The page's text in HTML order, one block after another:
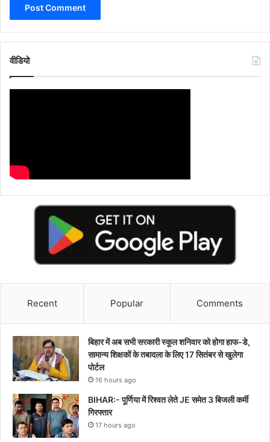
वीडियो
Recent Popular Comments
बिहार में अब सभी सरकारी स्कूल शनिवार को होगा हाफ-डे,
सामान्य शिक्षकों के तबादला के लिए 17 सितंबर से खुलेगा
पोर्टल
16 hours ago
BIHAR:- पूर्णिया में रिश्वत लेते JE समेत 3 बिजली कर्मी
गिरफ्तार
17 hours ago